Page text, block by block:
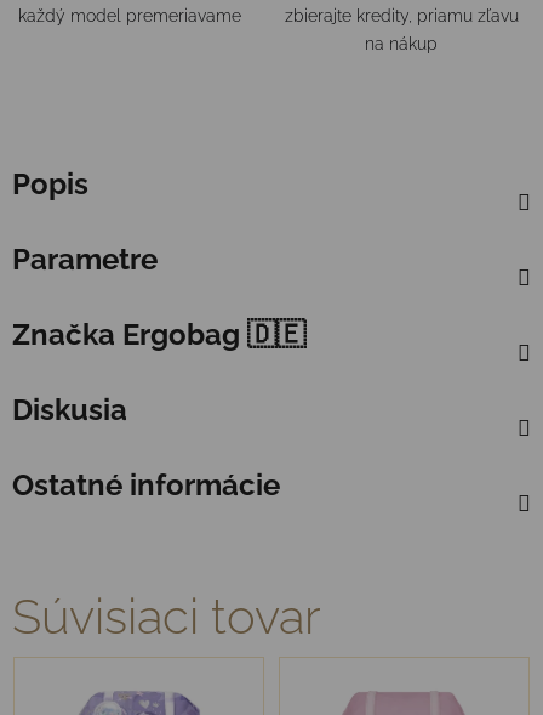
každý model premeriavame
zbierajte kredity, priamu zľavu
na nákup
Popis
Parametre
Značka Ergobag 🇩🇪
Diskusia
Ostatné informácie
Súvisiaci tovar